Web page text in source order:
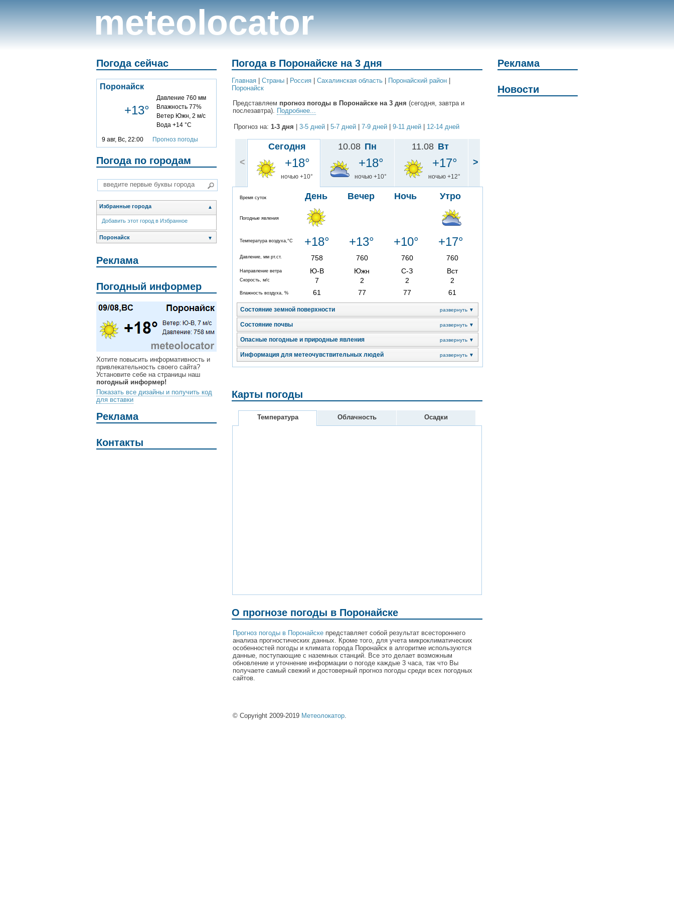
meteolocator
Погода сейчас
Поронайск
+13°
Давление 760 мм
Влажность 77%
Ветер Южн, 2 м/с
Вода +14 °C
9 авг, Вс, 22:00 Прогноз погоды
Погода по городам
Избранные города ▲
Добавить этот город в Избранное
Поронайск ▼
Реклама
Погодный информер
Хотите повысить информативность и
привлекательность своего сайта?
Установите себе на страницы наш
погодный информер!
Показать все дизайны и получить код
для вставки
Реклама
Контакты
Погода в Поронайске на 3 дня
Главная Cтраны Россия Сахалинская область Поронайский район
Поронайск
Представляем прогноз погоды в Поронайске на 3 дня (сегодня, завтра и
послезавтра). Подробнее...
Прогноз на: 1-3 дня 3-5 дней 5-7 дней 7-9 дней 9-11 дней 12-14 дней
<
Сегодня
+18°
ночью +10°
Время суток День Вечер Ночь Утро
Погодные явления
Температура воздуха,°C +18° +13° +10° +17°
Давление, мм рт.ст. 758 760 760 760
Направление ветра Ю-В Южн С-З Вст
Скорость, м/с 7 2 2 2
Влажность воздуха, % 61 77 77 61
Состояние земной поверхности развернуть ▼
Состояние почвы развернуть ▼
Опасные погодные и природные явления развернуть ▼
Информация для метеочувствительных людей развернуть ▼
10.08 Пн
+18°
ночью +10°
11.08 Вт
+17°
ночью +12°
>
Карты погоды
Температура Облачность Осадки
О прогнозе погоды в Поронайске
Прогноз погоды в Поронайске представляет собой результат всестороннего
анализа прогностических данных. Кроме того, для учета микроклиматических
особенностей погоды и климата города Поронайск в алгоритме используются
данные, поступающие с наземных станций. Все это делает возможным
обновление и уточнение информации о погоде каждые 3 часа, так что Вы
получаете самый свежий и достоверный прогноз погоды среди всех погодных
сайтов.
© Copyright 2009-2019 Метеолокатор
Реклама
Новости